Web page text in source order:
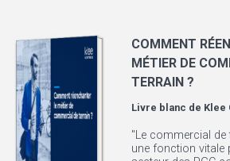
COMMENT
MÉTIER DE
TERRAIN ?
Livre blanc de Klee
"Le commercial
une fonction vitale